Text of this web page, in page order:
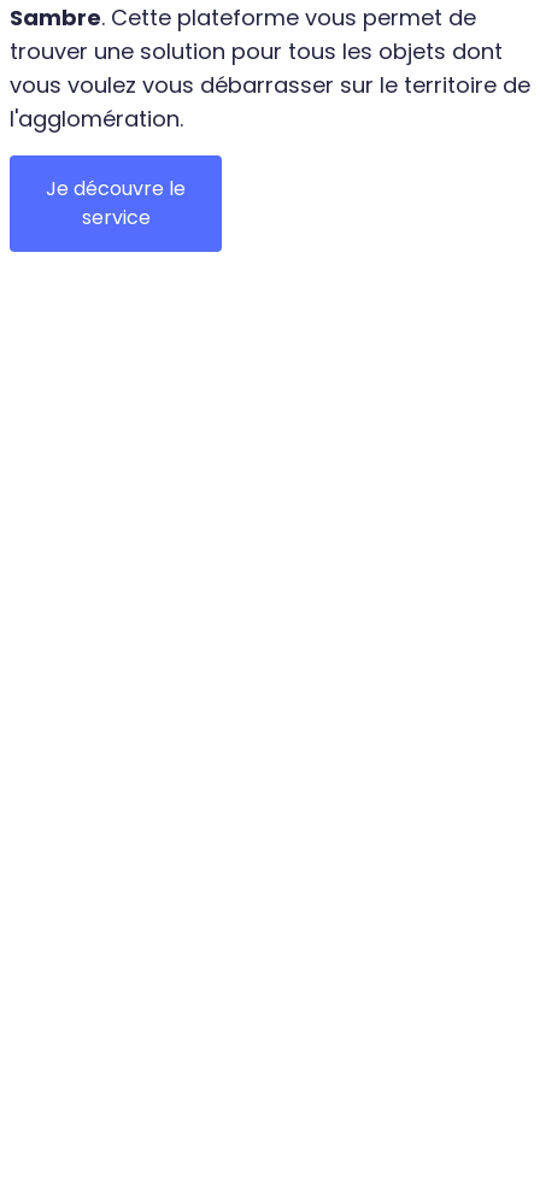
Sambre. Cette plateforme vous permet de
trouver une solution pour tous les objets dont
vous voulez vous débarrasser sur le territoire de
l'agglomération.
Je découvre le
service